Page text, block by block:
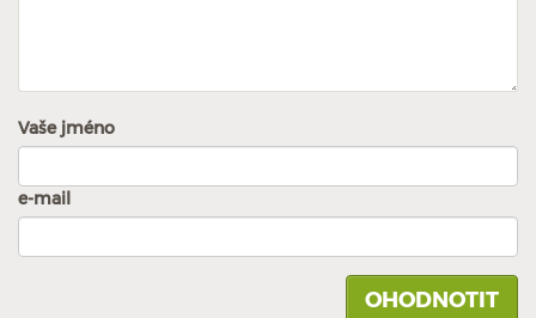
Vaše jméno
e-mail